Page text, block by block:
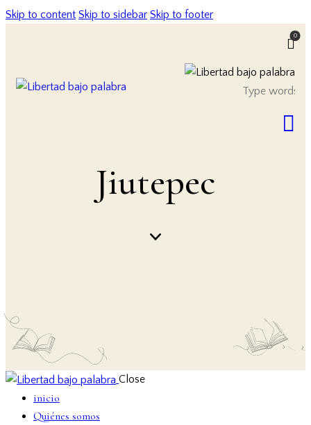
Skip to content Skip to sidebar Skip to footer
0
Jiutepec
Close
inicio
Quiénes somos